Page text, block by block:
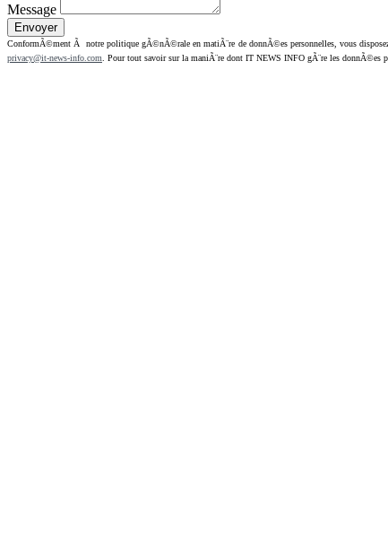
Message
ConformÃ©ment Ã notre politique gÃ©nÃ©rale en matiÃ¨re de donnÃ©es personnelles, vous
privacy@it-news-info.com . Pour tout savoir sur la maniÃ¨re dont IT NEWS INFO gÃ¨re les donnÃ©es